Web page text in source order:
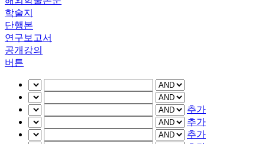
학술지
단행본
연구보고서
공개강의
버튼
추가
추가
추가